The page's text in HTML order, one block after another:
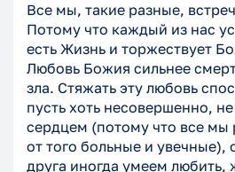
Все мы, такие разные,
Потому что каждый из нас
есть Жизнь и торжествует
Любовь Божия сильнее
зла. Стяжать эту любовь
пусть хоть несовершенно,
сердцем (потому что все мы
от того больные и увечные),
друга иногда умеем любить,